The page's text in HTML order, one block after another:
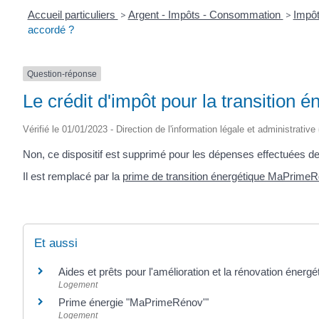
Accueil particuliers > Argent - Impôts - Consommation >
accordé ?
Question-réponse
Le crédit d'impôt pour la transition
Vérifié le 01/01/2023 - Direction de l'information légale et administrative
Non, ce dispositif est supprimé pour les dépenses effectuées
Il est remplacé par la prime de transition énergétique
Et aussi
Aides et prêts pour l'amélioration et la rénovation
Logement
Prime énergie "MaPrimeRénov'"
Logement